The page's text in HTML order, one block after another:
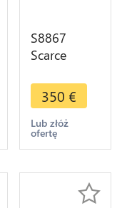
S8867
Scarce
Three 3
Pence
George V
1912
Silver AU
350 €
Lub złóż
ofertę